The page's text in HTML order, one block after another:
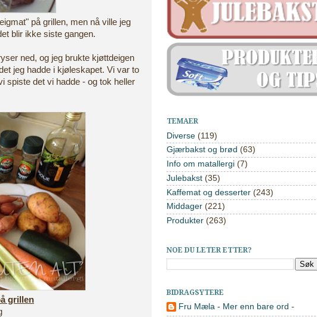
på grillen, men nå ville jeg
blir ikke siste gangen.
ned, og jeg brukte kjøttdeigen
jeg hadde i kjøleskapet. Vi var to
spiste det vi hadde - og tok heller
grillen
TEMAER
Diverse (119)
Gjærbakst og brød (63)
Info om matallergi (7)
Julebakst (35)
Kaffemat og desserter (243)
Middager (221)
Produkter (263)
NOE DU LETER ETTER?
BIDRAGSYTERE
Fru Mæla - Mer enn bare ord -